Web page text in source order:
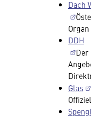
Dach
DDH
Der
Glas